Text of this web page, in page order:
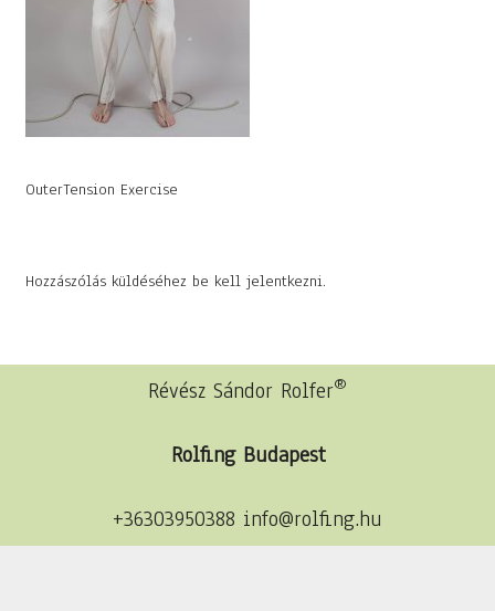
OuterTension Exercise
Hozzászólás küldéséhez be kell jelentkezni.
Révész Sándor Rolfer®
Rolfing Budapest
+36303950388 info@rolfing.hu